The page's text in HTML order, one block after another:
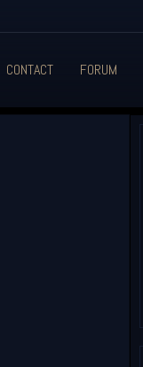
CONTACT FORUM